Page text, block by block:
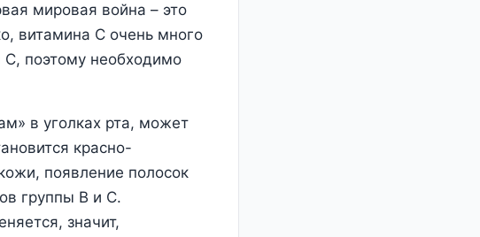
мировая война – это
витамина С очень много
С, поэтому необходимо
в уголках рта, может
красно-
появление полосок
группы В и С.
значит,